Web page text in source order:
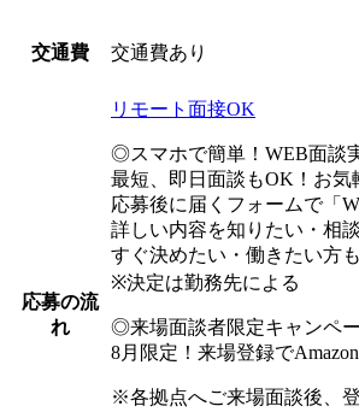
交通費 交通費あり
応募の流
れ
リモート面接OK
◎スマホで簡単！WEB面談
最短、即日面談もOK！お気
応募後に届くフォームで「
詳しい内容を知りたい・相
すぐ決めたい・働きたい方
※決定は勤務先による
◎来場面談者限定キャンペー
8月限定！来場登録で
※各拠点へご来場面談後、